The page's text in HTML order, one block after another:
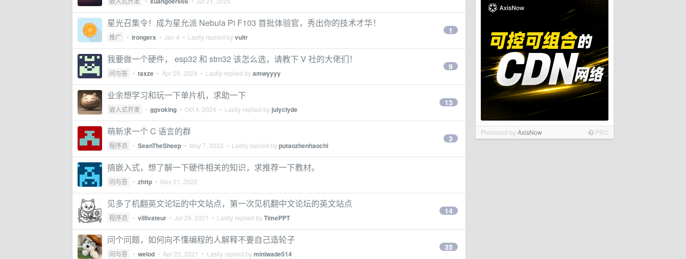
Promoted byAxisNow PRO
星光召集令！成为星允派 Nebula Pi F103 首批体验官，秀出你的技术才华！
推广 • irongerx • Jan 4 • Lastly replied byvultr
1
我要做一个硬件， esp32 和 stm32 该怎么选，请教下 V 社的大佬们！
问与答 • taxze • Apr 29, 2024 • Lastly replied byamwyyyy
9
业余想学习和玩一下单片机，求助一下
嵌入式开发 • ggvoking • Oct 4, 2024 • Lastly replied by julyclyde
13
萌新求一个 C 语言的群
程序员 • SeanTheSheep • May 7, 2023 • Lastly replied byputaozhenhaochi
3
搞嵌入式，想了解一下硬件相关的知识，求推荐一下教材。
问与答 • zhttp • Nov 21, 2022
见多了机翻英文论坛的中文站点，第一次见机翻中文论坛的英文站点
程序员 • villivateur • Jul 29, 2021 • Lastly replied byTimePPT
14
问个问题，如何向不懂编程的人解释不要自己造轮子
问与答 • welod • Apr 22, 2021 • Lastly replied byminiwade514
35